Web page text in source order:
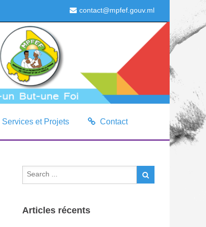
contact@mpfef.gouv.ml
Services et Projets Contact
Articles récents